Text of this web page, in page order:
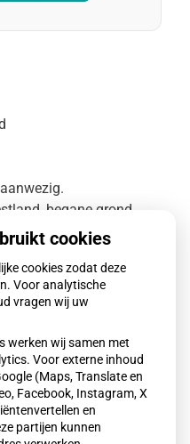
begane grond.
emailadres’ van
is het ook niet
of voor het
Indien u een
u (telefonisch) contact
cookies
cookies zodat deze
Voor analytische
vragen wij uw
werken wij samen met
Voor externe inhoud
(Maps, Translate en
Facebook, Instagram, X
en
partijen kunnen